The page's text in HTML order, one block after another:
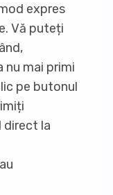
expres
Vă puteți
nu mai primi
pe butonul
direct la